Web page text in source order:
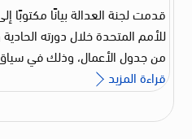
قدمت لجنة العدالة بيانًا مكتوبًا
للأمم المتحدة خلال دورته
من جدول الأعمال، وذلك في
قراءة المزيد